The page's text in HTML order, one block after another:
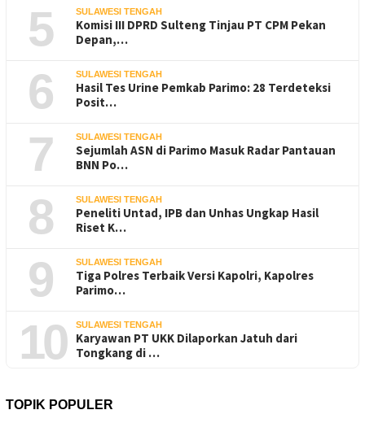
5 SULAWESI TENGAH
Komisi III DPRD Sulteng Tinjau PT CPM Pekan
Depan,…
6 SULAWESI TENGAH
Hasil Tes Urine Pemkab Parimo: 28 Terdeteksi
Posit…
7 SULAWESI TENGAH
Sejumlah ASN di Parimo Masuk Radar Pantauan
BNN Po…
8 SULAWESI TENGAH
Peneliti Untad, IPB dan Unhas Ungkap Hasil
Riset K…
9 SULAWESI TENGAH
Tiga Polres Terbaik Versi Kapolri, Kapolres
Parimo…
10 SULAWESI TENGAH
Karyawan PT UKK Dilaporkan Jatuh dari
Tongkang di …
TOPIK POPULER